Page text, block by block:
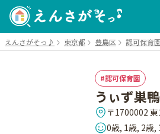
えんさがそっ♪ 東京都 豊島区 認可保育園
認可保育園
うぃず巣
〒1700002
0歳, 1歳, 2歳,